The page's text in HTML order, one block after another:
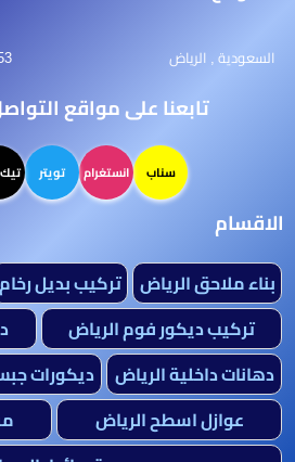
السعودية , الرياض
تابعنا على مواقع
سناب انستغرام تويتر
الاقسام
بناء ملاحق الرياض تركيب بديل رخام
تركيب ديكور فوم الرياض
دهانات داخلية الرياض
ديكورات
عوازل اسطح الرياض